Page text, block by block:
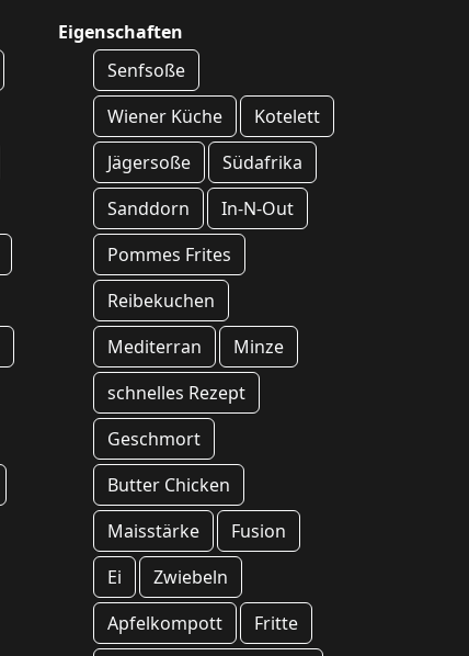
Eigenschaften
Senfsoße
Wiener Küche
Kotelett
Jägersoße
Südafrika
Sanddorn
In-N-Out
Pommes Frites
Reibekuchen
Mediterran
Minze
schnelles Rezept
Geschmort
Butter Chicken
Maisstärke
Fusion
Ei
Zwiebeln
Apfelkompott
Fritte